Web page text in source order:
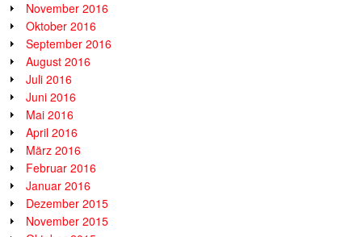
November 2016
Oktober 2016
September 2016
August 2016
Juli 2016
Juni 2016
Mai 2016
April 2016
März 2016
Februar 2016
Januar 2016
Dezember 2015
November 2015